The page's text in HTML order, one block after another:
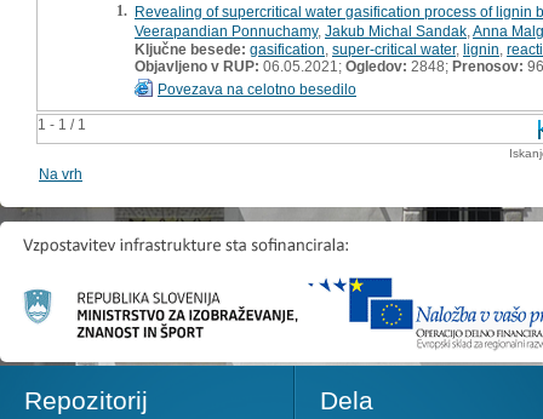
1 - 1 / 1
1. Revealing of supercritical water gasification process of lignin
Veerapandian Ponnuchamy, Jakub Michal Sandak Anna
Ključne besede: gasification super-critical water, lignin
Objavljeno v RUP: 06.05.2021; Ogledov: 2848; Prenosov: 96
Povezava na celotno besedilo
Na vrh
Repozitorij Dela